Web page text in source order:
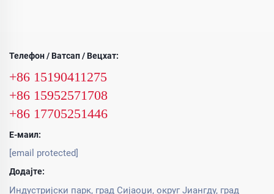
Телефон / Ватсап / Вецхат:
+86 15190411275
+86 15952571708
+86 17705251446
Е-маил:
[email protected]
Додајте:
Индустријски парк, град Сијаоџи, округ Јиангду, град